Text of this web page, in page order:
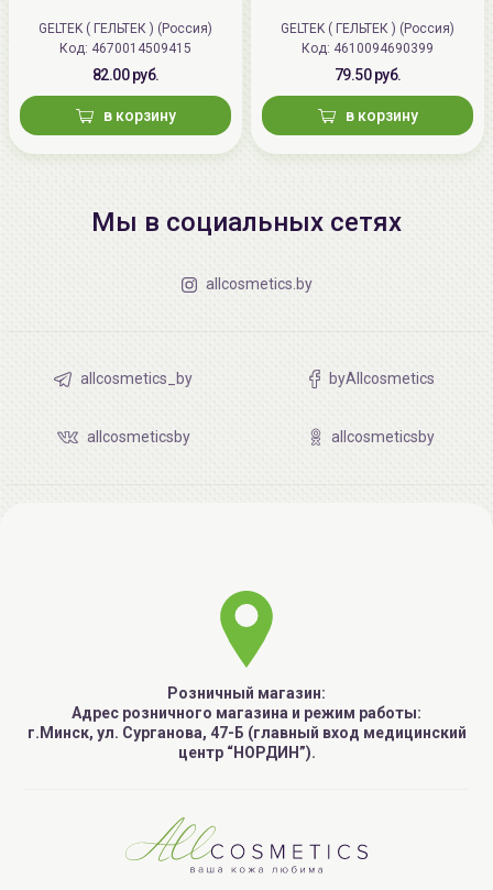
GELTEK ( ГЕЛЬТЕК ) (Россия)
Код: 4670014509415
82.00 руб.
в корзину
GELTEK ( ГЕЛЬТЕК ) (Россия)
Код: 4610094690399
79.50 руб.
в корзину
Мы в социальных сетях
allcosmetics.by
allcosmetics_by byAllcosmetics
allcosmeticsby allcosmeticsby
Розничный магазин:
Адрес розничного магазина и режим работы:
г.Минск, ул. Сурганова, 47-Б (главный вход медицинский
центр “НОРДИН”).